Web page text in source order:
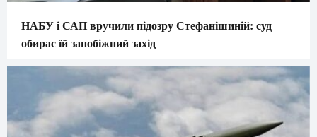
НАБУ і САП вручили підозру Стефанішиній: суд
обирає їй запобіжний захід